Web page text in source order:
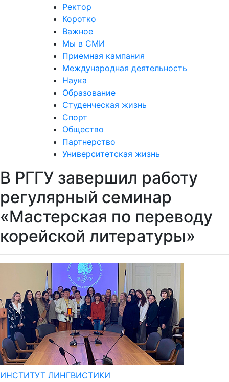
Ректор
Коротко
Важное
Мы в СМИ
Приемная кампания
Международная деятельность
Наука
Образование
Студенческая жизнь
Спорт
Общество
Партнерство
Университетская жизнь
В РГГУ завершил работу
регулярный семинар
«Мастерская по переводу
корейской литературы»
ИНСТИТУТ ЛИНГВИСТИКИ